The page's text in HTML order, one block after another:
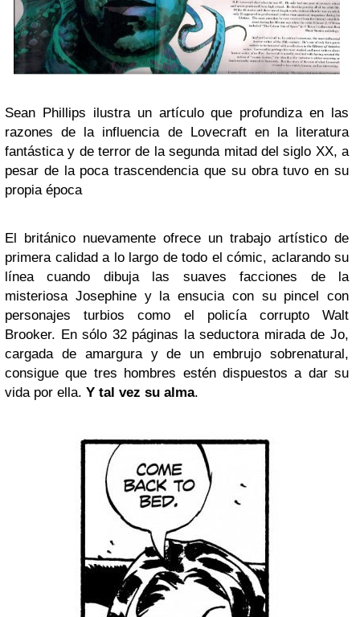
Sean Phillips ilustra un artículo que profundiza en las
razones de la influencia de Lovecraft en la literatura
fantástica y de terror de la segunda mitad del siglo XX, a
pesar de la poca trascendencia que su obra tuvo en su
propia época
El británico nuevamente ofrece un trabajo artístico de
primera calidad a lo largo de todo el cómic, aclarando su
línea cuando dibuja las suaves facciones de la
misteriosa Josephine y la ensucia con su pincel con
personajes turbios como el policía corrupto Walt
Brooker. En sólo 32 páginas la seductora mirada de Jo,
cargada de amargura y de un embrujo sobrenatural,
consigue que tres hombres estén dispuestos a dar su
vida por ella. Y tal vez su alma.